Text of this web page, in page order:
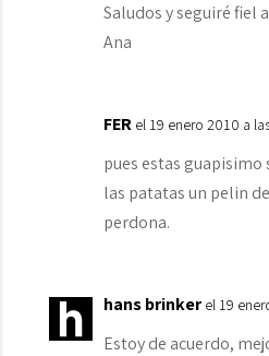
Saludos y seguiré fiel
Ana
FER el 19 enero 2010 a
pues estas guapisimo
las patatas un pelin
perdona.
hans brinker el 19
Estoy de acuerdo,